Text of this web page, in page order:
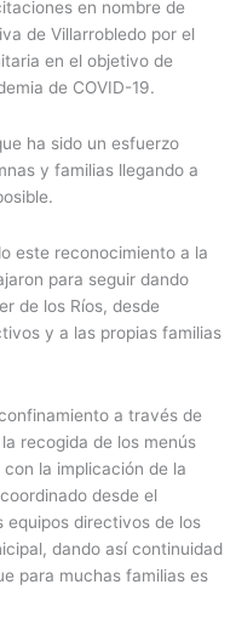
en nombre de
de Villarrobledo por el
en el objetivo de
de COVID-19.
ha sido un esfuerzo
y familias llegando a
este reconocimiento a la
para seguir dando
de los Ríos, desde
y a las propias familias
a través de
recogida de los menús
la implicación de la
desde el
equipos directivos de los
dando así continuidad
para muchas familias es